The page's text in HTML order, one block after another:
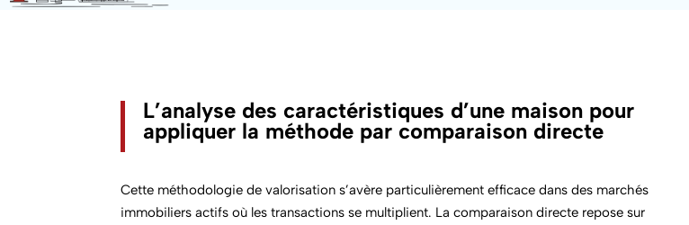
L’analyse des caractéristiques d’une maison pour
appliquer la méthode par comparaison directe
Cette méthodologie de valorisation s’avère particulièrement efficace dans des marchés
immobiliers actifs où les transactions se multiplient. La comparaison directe repose sur